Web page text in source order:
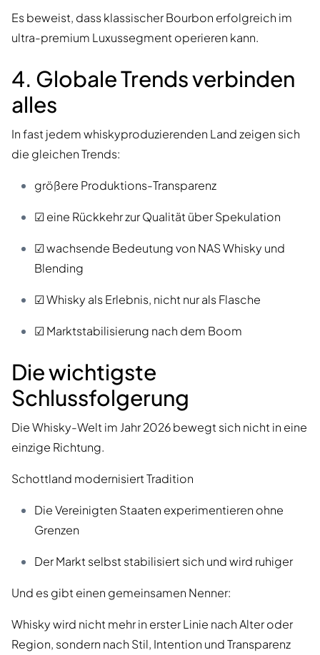
Es beweist, dass klassischer Bourbon erfolgreich im
ultra-premium Luxussegment operieren kann.
4. Globale Trends verbinden
alles
In fast jedem whiskyproduzierenden Land zeigen sich
die gleichen Trends:
größere Produktions-Transparenz
☑ eine Rückkehr zur Qualität über Spekulation
☑ wachsende Bedeutung von NAS Whisky und
Blending
☑ Whisky als Erlebnis, nicht nur als Flasche
☑ Marktstabilisierung nach dem Boom
Die wichtigste
Schlussfolgerung
Die Whisky-Welt im Jahr 2026 bewegt sich nicht in eine
einzige Richtung.
Schottland modernisiert Tradition
Die Vereinigten Staaten experimentieren ohne
Grenzen
Der Markt selbst stabilisiert sich und wird ruhiger
Und es gibt einen gemeinsamen Nenner:
Whisky wird nicht mehr in erster Linie nach Alter oder
Region, sondern nach Stil, Intention und Transparenz